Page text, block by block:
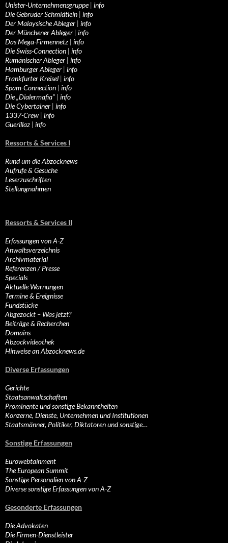
Unister-Unternehmensgruppe| info
Die Gebrüder Schmidtlein | info
Der Malaysische Ableger | info
Der Münchener Ableger | info
Das Mega-Firmennetz | info
Die Swiss-Connection | info
Rumänischer Ableger | info
Hamburger Ableger | info
Frankfurter Kreisel | info
Spam-Connection | info
Die „Dialermafia“ | info
Die Cybertainer | info
1337-Crew | info
Guerillaz | info
Ressorts & Services I
Rund um die Abzocknews
Aufrufe & Gesuche
Leserzuschriften
Stellungnahmen
Ressorts & Services II
Erfassungen von A-Z
Anwaltsverzeichnis
Archivmaterial
Referenzen / Presse
Specials
Aktuelle Warnungen
Termine & Ereignisse
Fundstücke
Abgezockt – Was jetzt?
Beiträge & Recherchen
Domains
Abzockvideothek
Hinweise an Abzocknews.de
Diverse Erfassungen
Gerichte
Staatsanwaltschaften
Prominente und sonstige Bekanntheiten
Konzerne, Dienste, Unternehmen und Institutionen
Staatsmänner, Politiker, Diktatoren und sonstige…
Sonstige Erfassungen
Eurowebtainment
The European Summit
Sonstige Personalien von A-Z
Diverse sonstige Erfassungen von A-Z
Gesonderte Erfassungen
Die Advokaten
Die Firmen-Dienstleister